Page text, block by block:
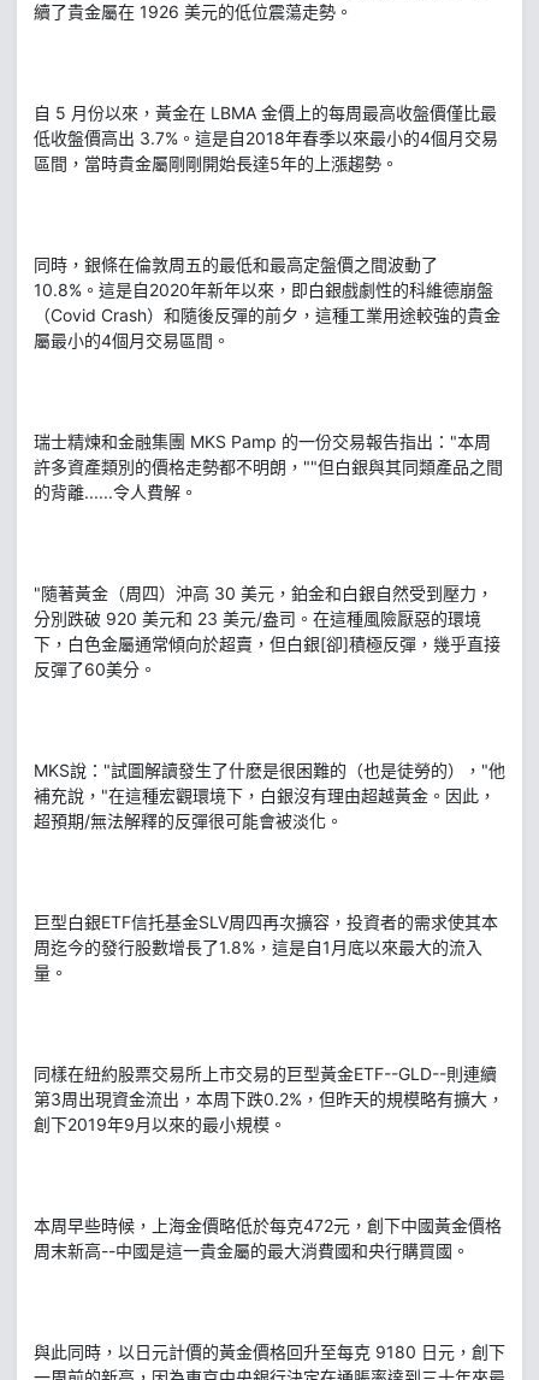
續了貴金屬在 1926 美元的低位震蕩走勢。
自 5 月份以來，黃金在 LBMA 金價上的每周最高收盤價僅比最
低收盤價高出 3.7%。這是自2018年春季以來最小的4個月交易
區間，當時貴金屬剛剛開始長達5年的上漲趨勢。
同時，銀條在倫敦周五的最低和最高定盤價之間波動了
10.8%。這是自2020年新年以來，即白銀戲劇性的科維德崩盤
（Covid Crash）和隨後反彈的前夕，這種工業用途較強的貴金
屬最小的4個月交易區間。
瑞士精煉和金融集團 MKS Pamp 的一份交易報告指出："本周
許多資產類別的價格走勢都不明朗，""但白銀與其同類產品之間
的背離......令人費解。
"隨著黃金（周四）沖高 30 美元，鉑金和白銀自然受到壓力，
分別跌破 920 美元和 23 美元/盎司。在這種風險厭惡的環境
下，白色金屬通常傾向於超賣，但白銀[卻]積極反彈，幾乎直接
反彈了60美分。
MKS說："試圖解讀發生了什麽是很困難的（也是徒勞的），"他
補充說，"在這種宏觀環境下，白銀沒有理由超越黃金。因此，
超預期/無法解釋的反彈很可能會被淡化。
巨型白銀ETF信托基金SLV周四再次擴容，投資者的需求使其本
周迄今的發行股數增長了1.8%，這是自1月底以來最大的流入
量。
同樣在紐約股票交易所上市交易的巨型黃金ETF--GLD--則連續
第3周出現資金流出，本周下跌0.2%，但昨天的規模略有擴大，
創下2019年9月以來的最小規模。
本周早些時候，上海金價略低於每克472元，創下中國黃金價格
周末新高--中國是這一貴金屬的最大消費國和央行購買國。
與此同時，以日元計價的黃金價格回升至每克 9180 日元，創下